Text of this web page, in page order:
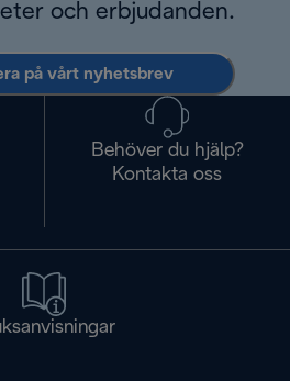
och erbjudanden.
på vårt nyhetsbrev
Behöver du hjälp?
Kontakta oss